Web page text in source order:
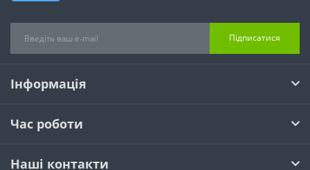
Підписатися
Інформація
Час роботи
Наші контакти